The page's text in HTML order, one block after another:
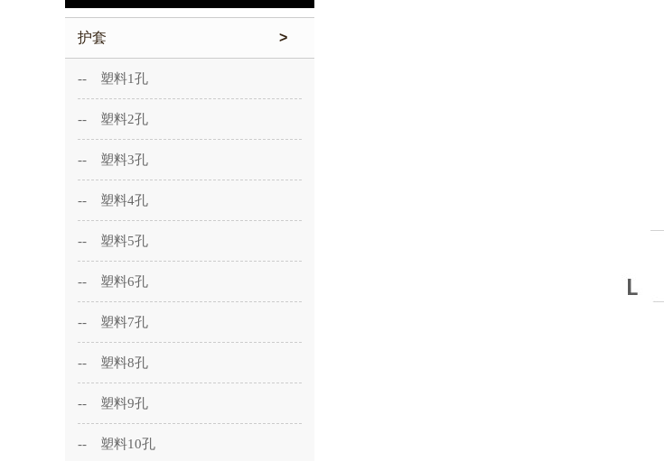
护套 >
-- 塑料1孔
-- 塑料2孔
-- 塑料3孔
-- 塑料4孔
-- 塑料5孔
-- 塑料6孔
-- 塑料7孔
-- 塑料8孔
-- 塑料9孔
-- 塑料10孔